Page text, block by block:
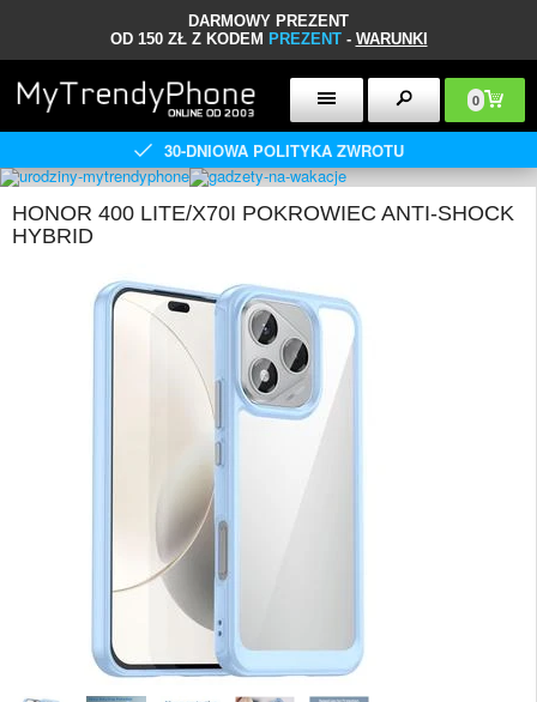
DARMOWY PREZENT
OD 150 ZŁ Z KODEM PREZENT- WARUNKI
0
30-DNIOWA POLITYKA ZWROTU
HONOR 400 LITE/X70I POKROWIEC ANTI-SHOCK
HYBRID